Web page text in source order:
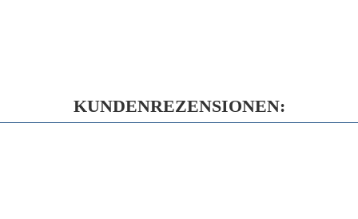
KUNDENREZENSIONEN: